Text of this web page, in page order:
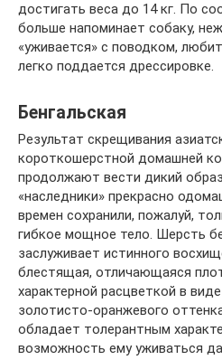
достигать веса до 14 кг. По
больше напоминает собаку,
«уживается» с поводком,
легко поддается дрессировке.
Бенгальская
Результат скрещивания
короткошерстной домашней
продолжают вести дикий
«наследники» прекрасно
времен сохранили, пожалуй,
гибкое мощное тело. Шерсть
заслуживает истинного
блестящая, отличающаяся
характерной расцветкой в
золотисто-оранжевого
обладает толерантным
возможность ему уживаться